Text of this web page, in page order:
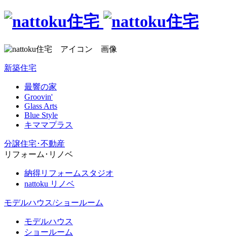
新築住宅
最響の家
Groovin'
Glass Arts
Blue Style
キママプラス
分譲住宅･不動産
リフォーム･リノベ
納得リフォームスタジオ
nattoku リノベ
モデルハウス/ショールーム
モデルハウス
ショールーム